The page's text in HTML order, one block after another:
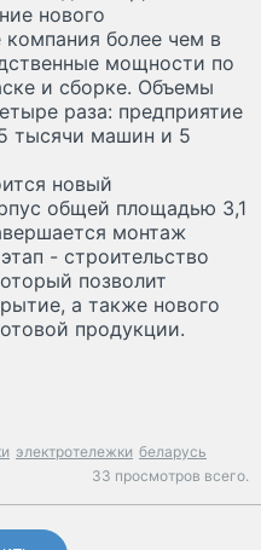
нового
компания более чем в
мощности по
и сборке. Объемы
раза: предприятие
тысячи машин и 5
новый
общей площадью 3,1
монтаж
- строительство
позволит
а также нового
продукции.
электротележки беларусь
33 просмотров всего.